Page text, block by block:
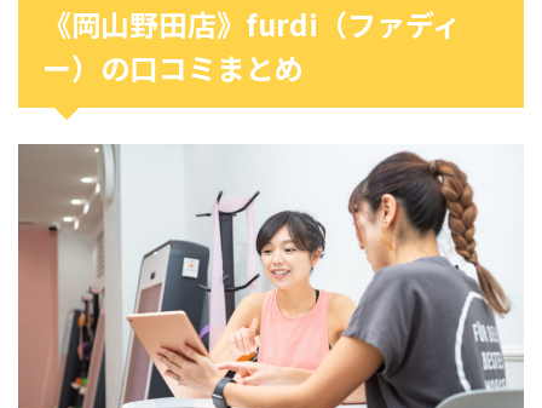
《岡山野田店》furdi（ファディ
ー）の口コミまとめ